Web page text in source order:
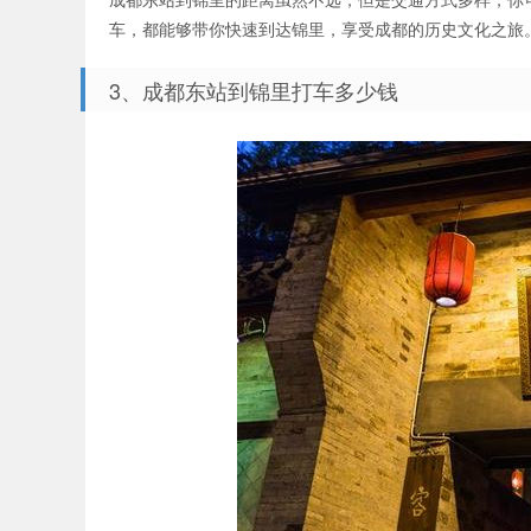
车，都能够带你快速到达锦里，享受成都的历史文化之旅
3、成都东站到锦里打车多少钱